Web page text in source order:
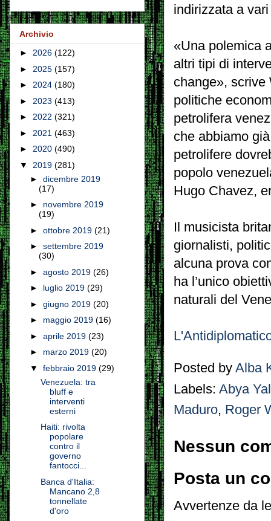
indirizzata a
«Una polemica
altri tipi di
change», scrive
politiche
petrolifera
che abbiamo
petrolifere
popolo
Hugo Chavez,
Il musicista
giornalisti,
alcuna prova
ha l’unico
naturali del
Posted by Alba
Labels: Abya
Maduro, Roger
Nessun
Posta un
Avvertenze da
Archivio
► 2026 (122)
► 2025 (157)
► 2024 (180)
► 2023 (413)
► 2022 (321)
► 2021 (463)
► 2020 (490)
▼ 2019 (281)
► dicembre 2019
(17)
► novembre 2019
(19)
► ottobre 2019 (21)
► settembre 2019
(30)
► agosto 2019 (26)
► luglio 2019 (29)
► giugno 2019 (20)
► maggio 2019 (16)
► aprile 2019 (23)
► marzo 2019 (20)
▼ febbraio 2019 (29)
Venezuela: tra
bluff e
interventi
esterni
Haiti: rivolta
popolare
contro il
governo
fantocci...
Banca d'Italia:
Mancano 2,8
tonnellate
d'oro